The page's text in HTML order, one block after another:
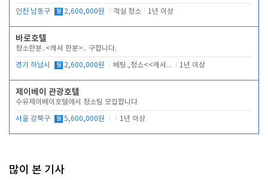
인천 남동구 월 2,600,000원 객실 청소 1년 이상
바로호텔
청소한분..<캐셔 한분>.. 구합니다.
경기 하남시 월 2,600,000원 베팅.,청소<<캐셔 모셔봅니다. 1년 이상
제이베이 관광호텔
수유제이베이호텔에서 청소팀 모집합니다
서울 강북구 월 5,600,000원 1년 이상
많이 본 기사